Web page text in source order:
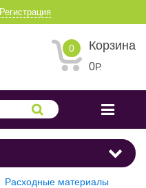
Регистрация
0 Корзина
0Р.
Расходные материалы